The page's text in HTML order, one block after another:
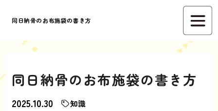
同日納骨のお布施袋の書き方
同日納骨のお布施袋の書き方
2025.10.30 知識